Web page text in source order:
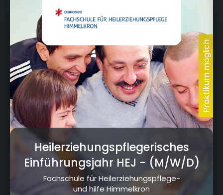
Heilerziehungspflegerisches
Einführungsjahr HEJ - (M/W/D)
Fachschule für Heilerziehungspflege-
und hilfe Himmelkron